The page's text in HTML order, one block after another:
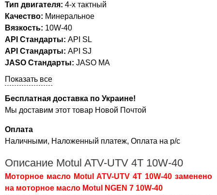
Тип двигателя: 4-х тактный
Качество: Минеральное
Вязкость: 10W-40
API Стандарты: API SL
API Стандарты: API SJ
JASO Стандарты: JASO MA
Показать все
Бесплатная доставка по Украине!
Мы доставим этот товар Новой Почтой
Оплата
Наличными, Наложенный платеж, Оплата на р/с
Описание Motul ATV-UTV 4T 10W-40
Моторное масло Motul ATV-UTV 4T 10W-40 заменено
на моторное масло Motul NGEN 7 10W-40